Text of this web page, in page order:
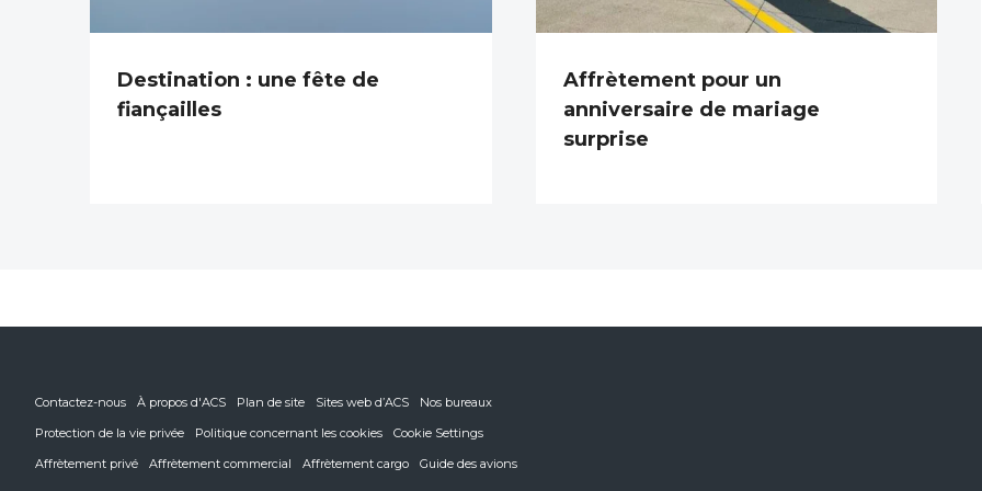
Destination : une fête de
fiançailles
Affrètement pour un
anniversaire de mariage
surprise
Contactez-nous À propos d'ACS Plan de site Sites web d’ACS
Nos bureaux
Protection de la vie privée
Politique concernant les cookies
Cookie Settings
Affrètement privé
Affrètement commercial Affrètement cargo Guide des avions